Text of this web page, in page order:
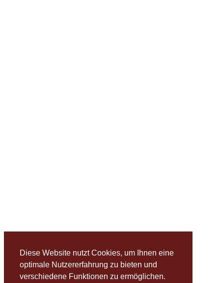
Diese Website nutzt Cookies, um Ihnen eine
optimale Nutzererfahrung zu bieten und
verschiedene Funktionen zu ermöglichen.